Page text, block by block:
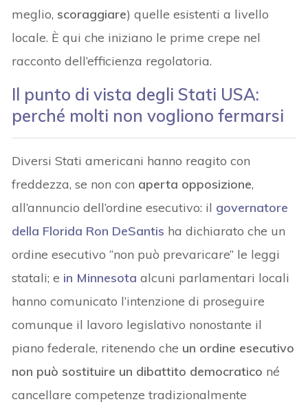
meglio, scoraggiare) quelle esistenti a livello
locale. È qui che iniziano le prime crepe nel
racconto dell’efficienza regolatoria.
Il punto di vista degli Stati USA:
perché molti non vogliono fermarsi
Diversi Stati americani hanno reagito con
freddezza, se non con aperta opposizione,
all’annuncio dell’ordine esecutivo: il governatore
della Florida Ron DeSantis ha dichiarato che un
ordine esecutivo “non può prevaricare” le leggi
statali; e in Minnesota alcuni parlamentari locali
hanno comunicato l’intenzione di proseguire
comunque il lavoro legislativo nonostante il
piano federale, ritenendo che un ordine esecutivo
non può sostituire un dibattito democratico né
cancellare competenze tradizionalmente